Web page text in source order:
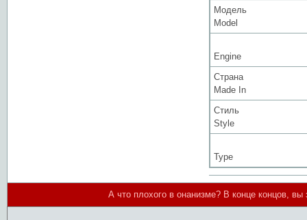
Модель
Model
Engine
Страна
Made In
Стиль
Style
Type
А что плохого в онанизме? В конце концов,